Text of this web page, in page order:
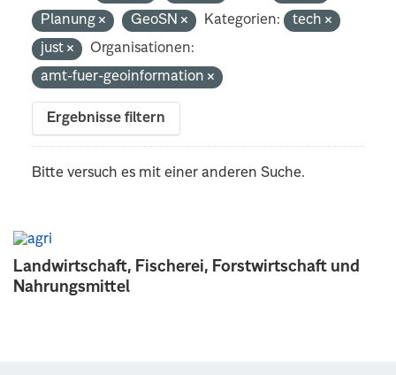
Landwirtschaft, Fischerei, Forstwirtschaft und
Nahrungsmittel
Planung
GeoSN Kategorien:
tech
just
Organisationen:
amt-fuer-geoinformation
Ergebnisse filtern
Bitte versuch es mit einer anderen Suche.